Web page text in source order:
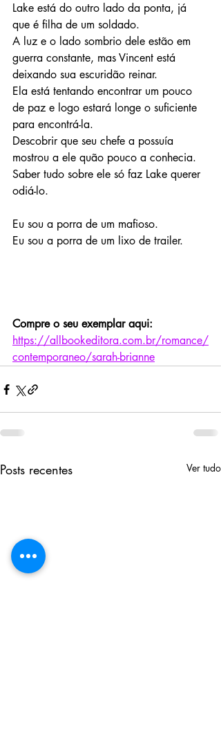
Lake está do outro lado da ponta, já
que é filha de um soldado.
A luz e o lado sombrio dele estão em
guerra constante, mas Vincent está
deixando sua escuridão reinar.
Ela está tentando encontrar um pouco
de paz e logo estará longe o suficiente
para encontrá-la.
Descobrir que seu chefe a possuía
mostrou a ele quão pouco a conhecia.
Saber tudo sobre ele só faz Lake querer
odiá-lo.
Eu sou a porra de um mafioso.
Eu sou a porra de um lixo de trailer.
Compre o seu exemplar aqui:
https://allbookeditora.com.br/romance/
contemporaneo/sarah-brianne
Posts recentes Ver tudo